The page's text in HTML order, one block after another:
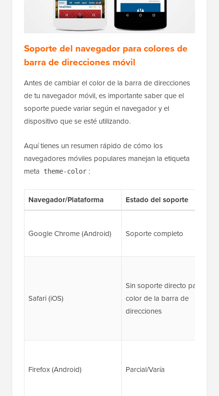
Soporte del navegador para colores de
barra de direcciones móvil
Antes de cambiar el color de la barra de direcciones
de tu navegador móvil, es importante saber que el
soporte puede variar según el navegador y el
dispositivo que se esté utilizando.
Aquí tienes un resumen rápido de cómo los
navegadores móviles populares manejan la etiqueta
meta
theme-color :
Navegador/Plataforma Estado del soporte
Google Chrome (Android) Soporte completo
Safari (iOS)
Sin soporte directo para el
color de la barra de
direcciones
Firefox (Android) Parcial/Varía